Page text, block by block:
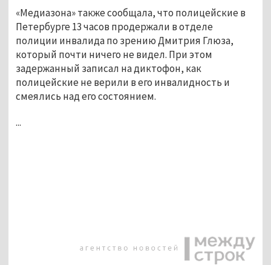
«Медиазона» также сообщала, что полицейские в
Петербурге 13 часов продержали в отделе
полиции инвалида по зрению Дмитрия Глюза,
который почти ничего не видел. При этом
задержанный записал на диктофон, как
полицейские не верили в его инвалидность и
смеялись над его состоянием.
...